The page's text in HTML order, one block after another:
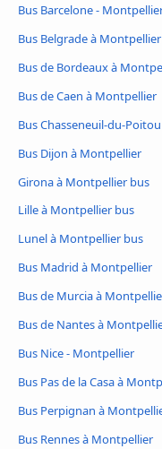
Bus Barcelone -
Bus Belgrade à Montpellier
Bus de Bordeaux à
Bus de Caen à Montpellier
Bus Chasseneuil-du-
Bus Dijon à Montpellier
Girona à Montpellier bus
Lille à Montpellier bus
Lunel à Montpellier bus
Bus Madrid à Montpellier
Bus de Murcia à
Bus de Nantes à
Bus Nice - Montpellier
Bus Pas de la Casa à
Bus Perpignan à
Bus Rennes à Montpellier